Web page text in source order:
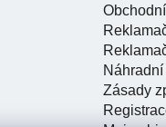
Zásady